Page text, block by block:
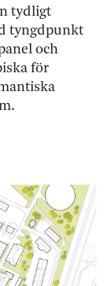
tydligt
tyngdpunkt
och
för